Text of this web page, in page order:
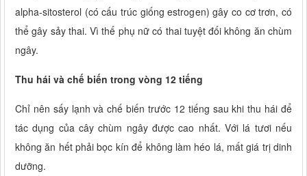
alpha-sitosterol (có cấu trúc giống estrogen) gây co cơ trơn, có
thể gây sảy thai. Vì thế phụ nữ có thai tuyệt đối không ăn chùm
ngây.
Thu hái và chế biến trong vòng 12 tiếng
Chỉ nên sấy lạnh và chế biến trước 12 tiếng sau khi thu hái để
tác dụng của cây chùm ngây được cao nhất. Với lá tươi nếu
không ăn hết phải bọc kín để không làm héo lá, mất giá trị dinh
dưỡng.